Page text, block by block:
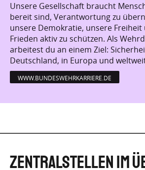
Unsere Gesellschaft braucht
bereit sind, Verantwortung zu
unsere Demokratie, unsere
Frieden aktiv zu schützen. Als
arbeitest du an einem Ziel:
Deutschland, in Europa und
WWW.BUNDESWEHRKARRIERE.DE